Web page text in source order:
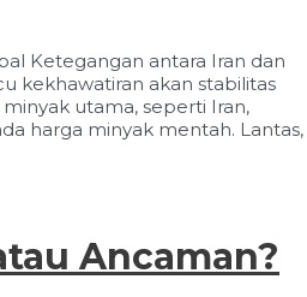
Ketegangan antara Iran dan
kekhawatiran akan stabilitas
utama, seperti Iran,
harga minyak mentah. Lantas,
Ancaman?